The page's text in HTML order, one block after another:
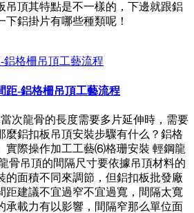
吊頂其特點是不一樣的，下邊就跟鋁
下鋁掛片有哪些種類呢！
距-鋁格柵吊頂工藝流程
次龍骨的長度需要多片延伸時，需要
麼鋁扣板吊頂安裝步驟有什么？鋁格
實際操作加工工藝⑹格珊安裝 輕鋼龍
骨吊頂的間隔尺寸要依據吊頂材料的
的面積不同來調節，但鋁扣板批發廠
距建議不宜過窄不宜過寬，間隔太寬
承載力有以影響，間隔窄那么單位面